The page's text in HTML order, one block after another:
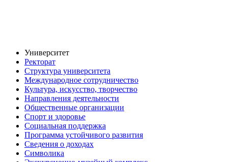
Университет
Ректорат
Структура университета
Международное сотрудничество
Культура, искусство, творчество
Направления деятельности
Общественные организации
Спорт и здоровье
Социальная поддержка
Программа устойчивого развития
Сведения о доходах
Символика